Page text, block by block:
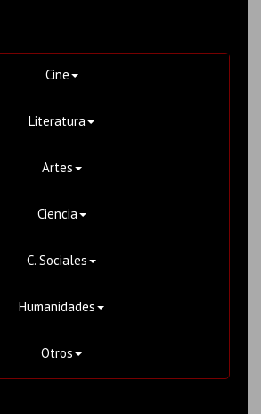
Cine
Literatura
Artes
Ciencia
C. Sociales
Humanidades
Otros